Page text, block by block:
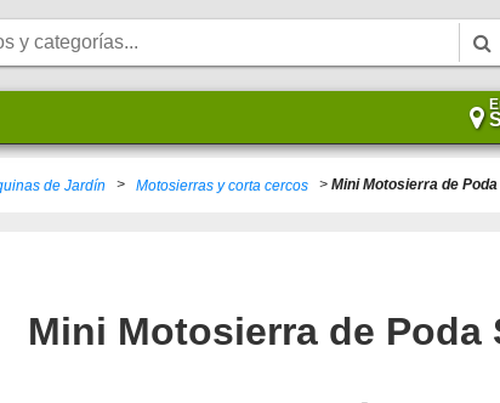
de Jardín > Motosierras y corta cercos > Mini Motosierra de
Mini Motosierra de Poda